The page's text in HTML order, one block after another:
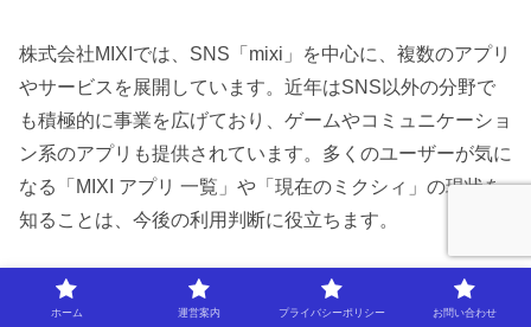
株式会社MIXIでは、SNS「mixi」を中心に、複数のアプリ
やサービスを展開しています。近年はSNS以外の分野で
も積極的に事業を広げており、ゲームやコミュニケーショ
ン系のアプリも提供されています。多くのユーザーが気に
なる「MIXI アプリ 一覧」や「現在のミクシィ」の現状を
知ることは、今後の利用判断に役立ちます。
代表的なアプリとしては、SNS「mixi」の公式アプリがあ
り、日記やコミュニティ、メッセージなどの基本機能を利
ホーム 運営案内 プライバシーポリシー お問い合わせ